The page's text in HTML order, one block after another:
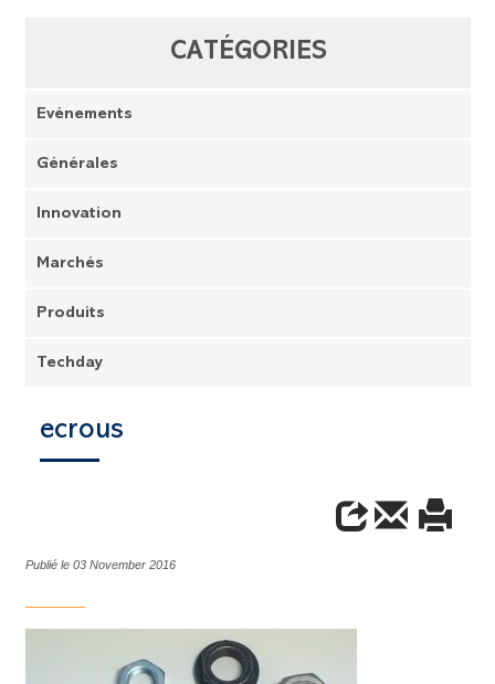
CATÉGORIES
Evénements
Générales
Innovation
Marchés
Produits
Techday
ecrous
Publié le 03 November 2016